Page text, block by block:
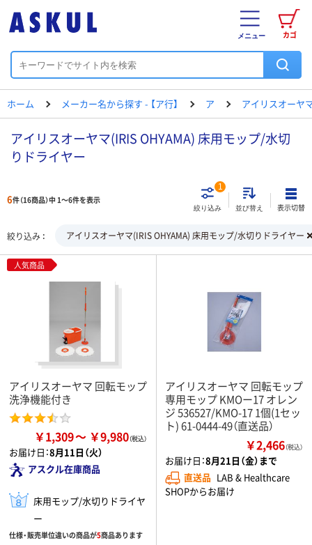
カゴ
メニュー
ホーム メーカー名から探す - 【ア行】 ア アイリスオーヤ
アイリスオーヤマ(IRIS OHYAMA) 床用モップ/水切
りドライヤー
6件（16商品）中 1～6件を表示
絞り込み
1
並び替え 表示切替
絞り込み アイリスオーヤマ(IRIS OHYAMA) 床用モップ/水切りドライヤー
人気商品
アイリスオーヤマ 回転モップ
洗浄機能付き
￥1,309 ￥9,980
お届け日：8月11日（火）
アスクル在庫商品
床用モップ/水切りドライヤ
ー
仕様・販売単位違いの商品が5商品あります
アイリスオーヤマ 回転モップ
専用モップ KMOー17 オレン
ジ 536527/KMO-17 1個(1セッ
ト) 61-0444-49（直送品）
￥2,466（税込）
お届け日：8月21日（金）まで
直送品 LAB & Healthcare
SHOPからお届け